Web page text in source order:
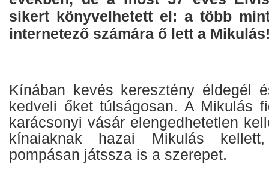
sikert könyvelhetett el: a több
internetező számára ő lett a
Kínában kevés keresztény éldegél
kedveli őket túlságosan. A Mikulás
karácsonyi vásár elengedhetetlen
kínaiaknak hazai Mikulás
pompásan játssza is a szerepet.